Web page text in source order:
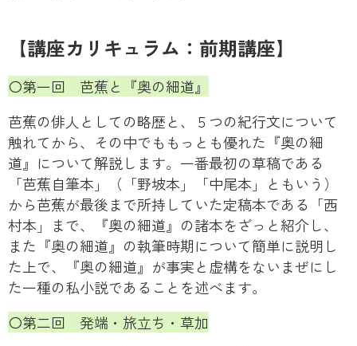
【講座カリキュラム：前期講座】
〇第一回 芭蕉と『奥の細道』
芭蕉の俳人としての略歴と、５つの紀行文について
触れてから、その中でももっとも優れた『奥の細
道』について解説します。一番最初の草稿である
「芭蕉自筆本」（「野坡本」「中尾本」ともいう）
から芭蕉が最後まで所持していた定稿本である「西
村本」まで、『奥の細道』の諸本をざっと紹介し、
また『奥の細道』の執筆時期について簡単に説明し
た上で、『奥の細道』が事実と虚構をないまぜにし
た一種の私小説であることを述べます。
〇第二回 発端・旅立ち・草加